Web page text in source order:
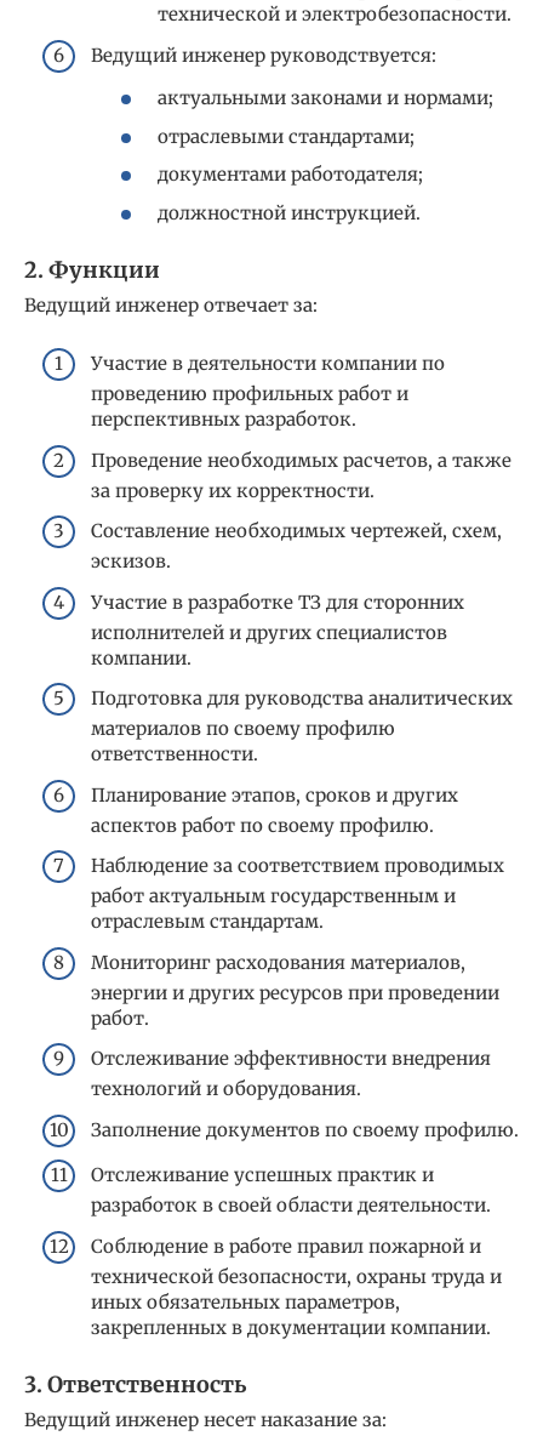
технической и электробезопасности.
Ведущий инженер руководствуется:
актуальными законами и нормами;
отраслевыми стандартами;
документами работодателя;
должностной инструкцией.
2. Функции
Ведущий инженер отвечает за:
Участие в деятельности компании по
проведению профильных работ и
перспективных разработок.
Проведение необходимых расчетов, а также
за проверку их корректности.
Составление необходимых чертежей, схем,
эскизов.
Участие в разработке ТЗ для сторонних
исполнителей и других специалистов
компании.
Подготовка для руководства аналитических
материалов по своему профилю
ответственности.
Планирование этапов, сроков и других
аспектов работ по своему профилю.
Наблюдение за соответствием проводимых
работ актуальным государственным и
отраслевым стандартам.
Мониторинг расходования материалов,
энергии и других ресурсов при проведении
работ.
Отслеживание эффективности внедрения
технологий и оборудования.
Заполнение документов по своему профилю.
Отслеживание успешных практик и
разработок в своей области деятельности.
Соблюдение в работе правил пожарной и
технической безопасности, охраны труда и
иных обязательных параметров,
закрепленных в документации компании.
3. Ответственность
Ведущий инженер несет наказание за: